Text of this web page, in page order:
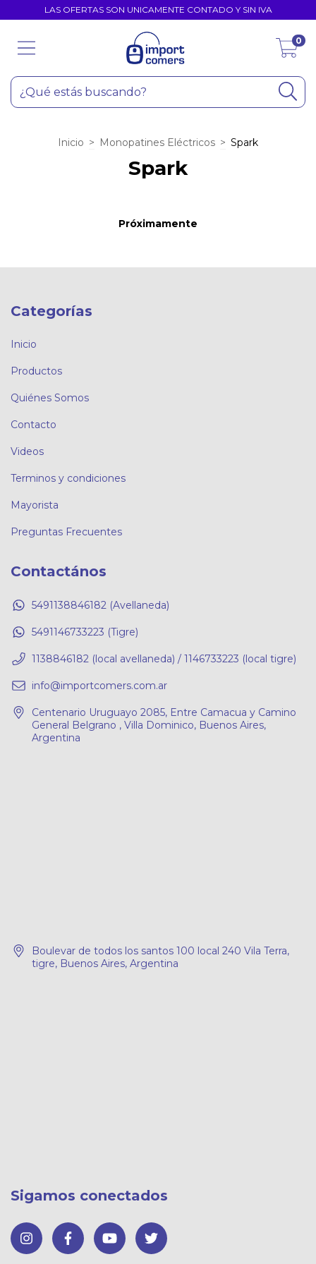
LAS OFERTAS SON UNICAMENTE CONTADO Y SIN IVA
0
Inicio > Monopatines Eléctricos > Spark
Spark
Próximamente
Categorías
Inicio
Productos
Quiénes Somos
Contacto
Videos
Terminos y condiciones
Mayorista
Preguntas Frecuentes
Contactános
5491138846182 (Avellaneda)
5491146733223 (Tigre)
1138846182 (local avellaneda) / 1146733223 (local tigre)
info@importcomers.com.ar
Centenario Uruguayo 2085, Entre Camacua y Camino
General Belgrano , Villa Dominico, Buenos Aires,
Argentina
Boulevar de todos los santos 100 local 240 Vila Terra,
tigre, Buenos Aires, Argentina
Sigamos conectados